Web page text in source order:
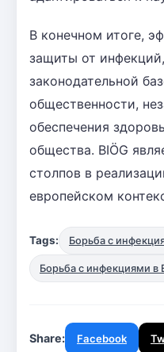
В конечном итоге,
защиты от
законодательной
общественности,
обеспечения
общества. BIÖG
столпов в
европейском
Tags: Борьба с
Борьба с инфекциями в
Share: Facebook